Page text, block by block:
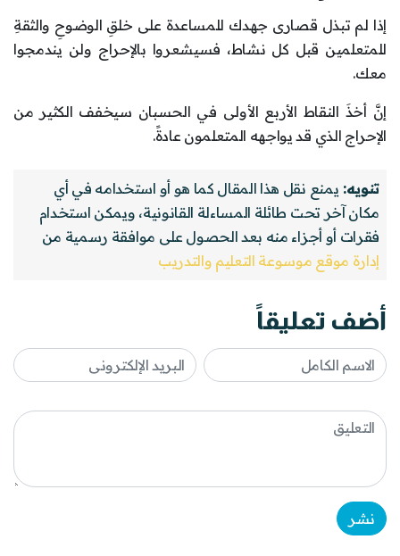
إذا لم تبذل قصارى جهدك للمساعدة على خلقِ الوضوحِ والثقةِ
للمتعلمين قبل كل نشاط، فسيشعروا بالإحراج ولن يندمجوا
معك.
إنَّ أخذَ النقاط الأربع الأولى في الحسبان سيخفف الكثير من
الإحراج الذي قد يواجهه المتعلمون عادةً.
تنويه: يمنع نقل هذا المقال كما هو أو استخدامه في أي
مكان آخر تحت طائلة المساءلة القانونية، ويمكن استخدام
فقرات أو أجزاء منه بعد الحصول على موافقة رسمية من
إدارة موقع موسوعة التعليم والتدريب
أضف تعليقاً
نشر